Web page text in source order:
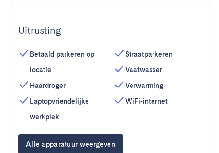
Uitrusting
Betaald parkeren op
locatie
Haardroger
Laptopvriendelijke
werkplek
Straatparkeren
Vaatwasser
Verwarming
WiFi-internet
Alle apparatuur weergeven